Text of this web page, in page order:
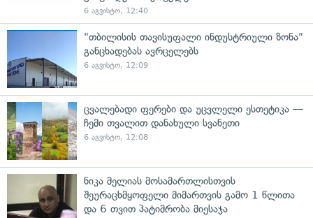
6 აგვისტო, 12:40
"თბილისის თავისუფალი ინდუსტრიული ზონა"
განცხადებას ავრცელებს
6 აგვისტო, 12:09
ცვალებადი ფერები და უცვლელი ესთეტიკა —
ჩემი თვალით დანახული სვანეთი
6 აგვისტო, 12:08
ნიკა მელიას მოსამართლისთვის
შეურაცხმყოფელი მიმართვის გამო 1 წლითა
და 6 თვით პატიმრობა მიესაჯა